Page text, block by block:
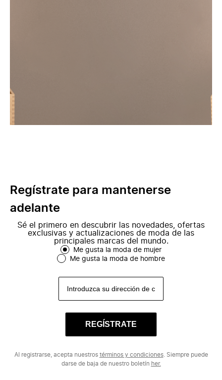
Regístrate para mantenerse
adelante
Sé el primero en descubrir las novedades, ofertas
exclusivas y actualizaciones de moda de las
principales marcas del mundo.
Me gusta la moda de mujer
Me gusta la moda de hombre
REGÍSTRATE
Al registrarse, acepta nuestros términos y condiciones. Siempre puede
darse de baja de nuestro boletín her.